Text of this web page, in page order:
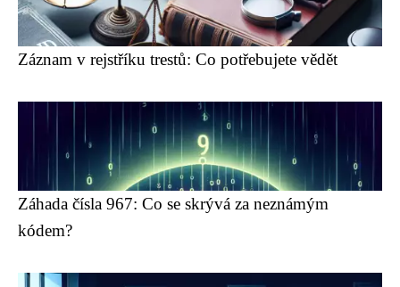
Záznam v rejstříku trestů: Co potřebujete vědět
Záhada čísla 967: Co se skrývá za neznámým
kódem?